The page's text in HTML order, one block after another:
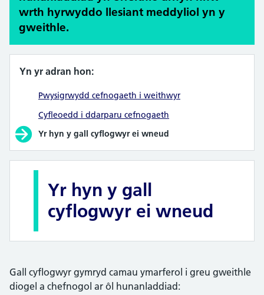
wrth hyrwyddo llesiant meddyliol yn y
gweithle.
Yn yr adran hon:
Pwysigrwydd cefnogaeth i weithwyr
Cyfleoedd i ddarparu cefnogaeth
Yr hyn y gall cyflogwyr ei wneud
Yr hyn y gall
cyflogwyr ei wneud
Gall cyflogwyr gymryd camau ymarferol i greu gweithle
diogel a chefnogol ar ôl hunanladdiad: